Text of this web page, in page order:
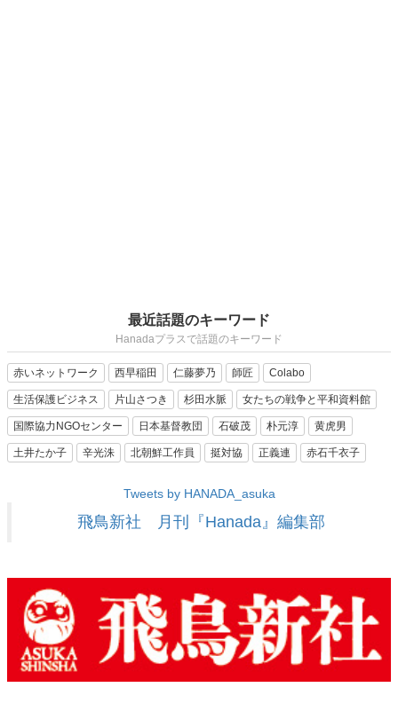
最近話題のキーワード
Hanadaプラスで話題のキーワード
赤いネットワーク 西早稲田 仁藤夢乃 師匠 Colabo
生活保護ビジネス 片山さつき 杉田水脈 女たちの戦争と平和資料館
国際協力NGOセンター 日本基督教団 石破茂 朴元淳 黄虎男
土井たか子 辛光洙 北朝鮮工作員 挺対協 正義連 赤石千衣子
Tweets by HANADA_asuka
飛鳥新社 月刊『Hanada』編集部